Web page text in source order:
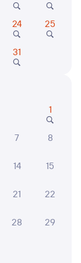
или
24 25
31
1
7 8
14 15
21 22
28 29